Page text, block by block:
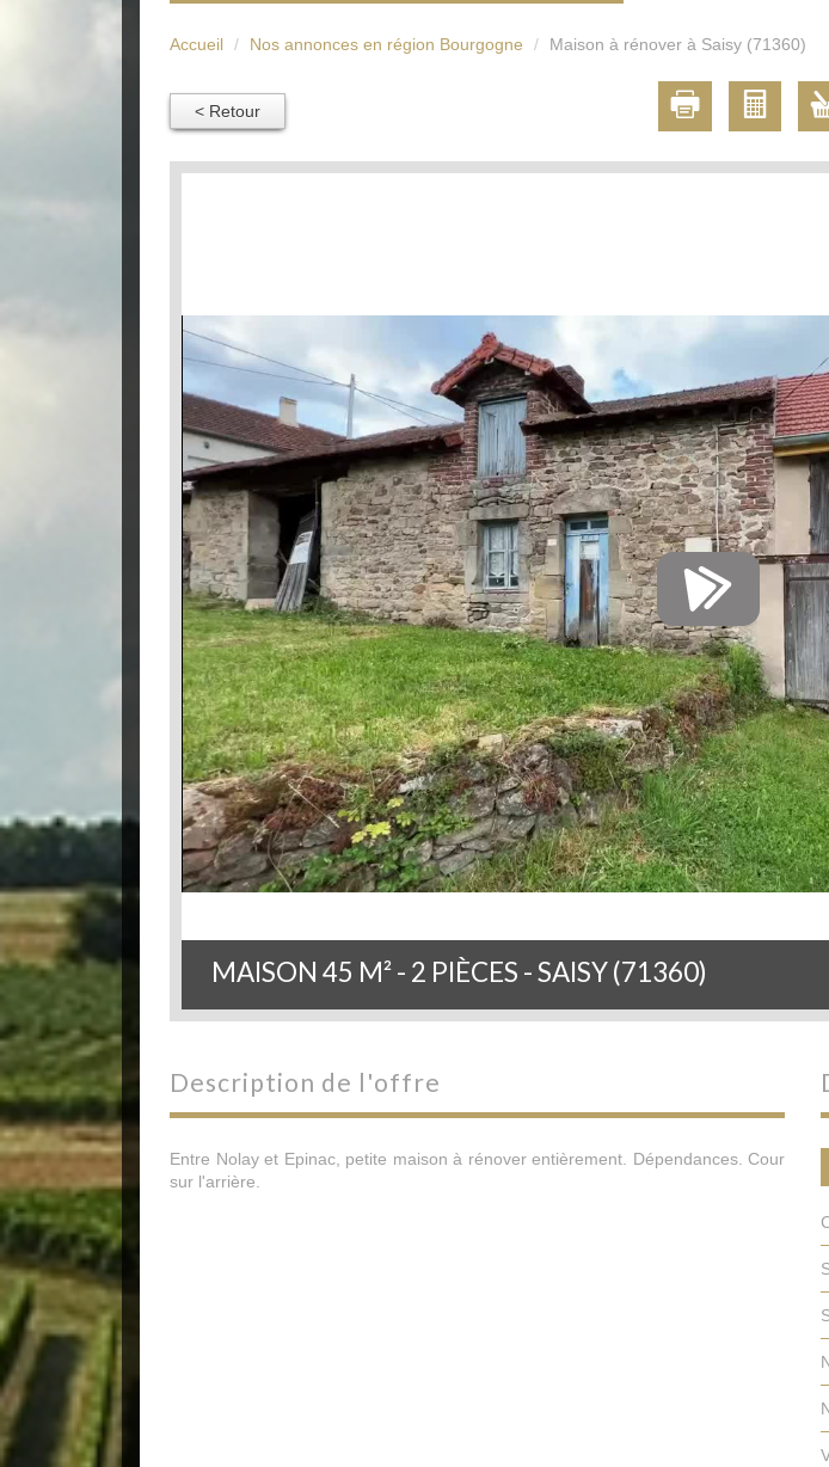
Accueil Nos annonces en région Bourgogne Maison à rénover à Saisy (71360)
< Retour
MAISON 45 M² - 2 PIÈCES - SAISY (71360)
description de l'offre
Entre Nolay et Epinac, petite maison à rénover entièrement. Dépendances. Cour
sur l'arrière.